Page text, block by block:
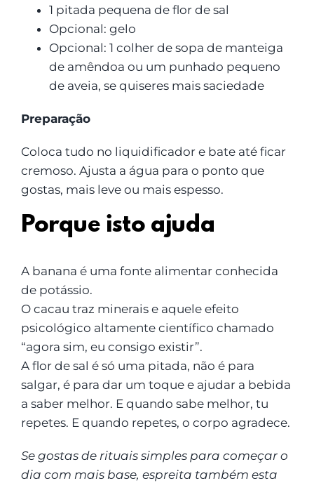
1 pitada pequena de flor de sal
Opcional: gelo
Opcional: 1 colher de sopa de manteiga
de amêndoa ou um punhado pequeno
de aveia, se quiseres mais saciedade
Preparação
Coloca tudo no liquidificador e bate até ficar
cremoso. Ajusta a água para o ponto que
gostas, mais leve ou mais espesso.
Porque isto ajuda
A banana é uma fonte alimentar conhecida
de potássio.
O cacau traz minerais e aquele efeito
psicológico altamente científico chamado
“agora sim, eu consigo existir”.
A flor de sal é só uma pitada, não é para
salgar, é para dar um toque e ajudar a bebida
a saber melhor. E quando sabe melhor, tu
repetes. E quando repetes, o corpo agradece.
Se gostas de rituais simples para começar o
dia com mais base, espreita também esta